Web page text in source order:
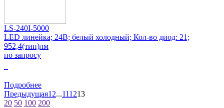
LS-240I-5000
LED линейка; 24В; белый холодный; Кол-во диод: 21;
952,4(тип)лм
по запросу
Подробнее
Предыдущая1 2...111213
20 50 100 200